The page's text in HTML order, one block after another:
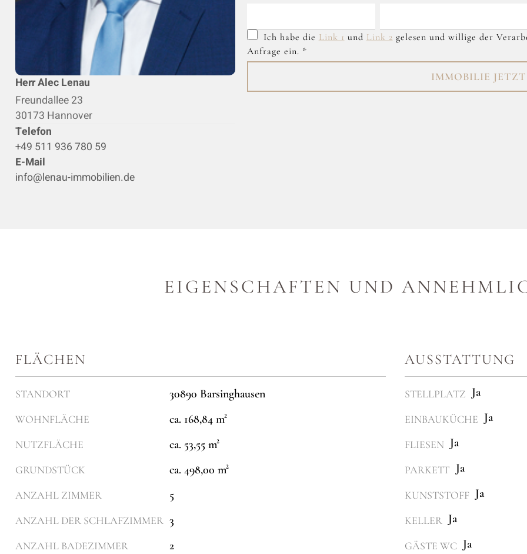
Herr Alec Lenau
Freundallee 23
30173 Hannover
Telefon
+49 511 936 780 59
E-Mail
info@lenau-immobilien.de
Ich habe die Link 1 und Link 2 gelesen und willige der
Anfrage ein. *
IMMOBILIE
EIGENSCHAFTEN UND
FLÄCHEN
STANDORT 30890 Barsinghausen
WOHNFLÄCHE ca. 168,84 m²
NUTZFLÄCHE ca. 53,55 m²
GRUNDSTÜCK ca. 498,00 m²
ANZAHL ZIMMER 5
ANZAHL DER SCHLAFZIMMER 3
ANZAHL BADEZIMMER 2
AUSSTATTUNG
STELLPLATZ Ja
EINBAUKÜCHE Ja
FLIESEN Ja
PARKETT Ja
KUNSTSTOFF Ja
KELLER Ja
GÄSTE WC Ja